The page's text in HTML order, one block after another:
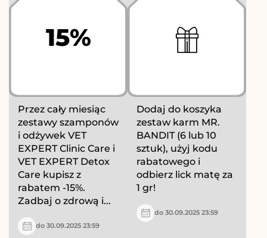
15%
Przez cały miesiąc
zestawy szamponów
i odżywek VET
EXPERT Clinic Care i
VET EXPERT Detox
Care kupisz z
rabatem -15%.
Zadbaj o zdrową i...
do 30.09.2025 23:59
Dodaj do koszyka
zestaw karm MR.
BANDIT (6 lub 10
sztuk), użyj kodu
rabatowego i
odbierz lick matę za
1 gr!
do 30.09.2025 23:59